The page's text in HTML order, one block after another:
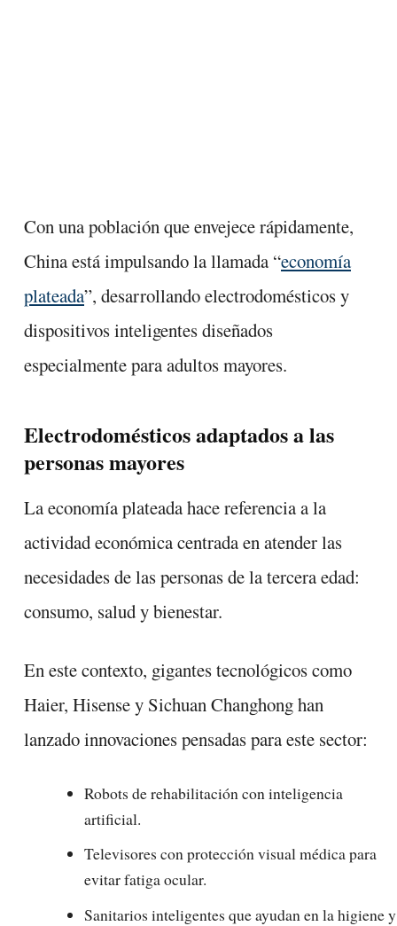
Con una población que envejece rápidamente,
China está impulsando la llamada “economía
plateada”, desarrollando electrodomésticos y
dispositivos inteligentes diseñados
especialmente para adultos mayores.
Electrodomésticos adaptados a las
personas mayores
La economía plateada hace referencia a la
actividad económica centrada en atender las
necesidades de las personas de la tercera edad:
consumo, salud y bienestar.
En este contexto, gigantes tecnológicos como
Haier, Hisense y Sichuan Changhong han
lanzado innovaciones pensadas para este sector:
Robots de rehabilitación con inteligencia
artificial.
Televisores con protección visual médica para
evitar fatiga ocular.
Sanitarios inteligentes que ayudan en la higiene y